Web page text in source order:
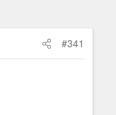
#341